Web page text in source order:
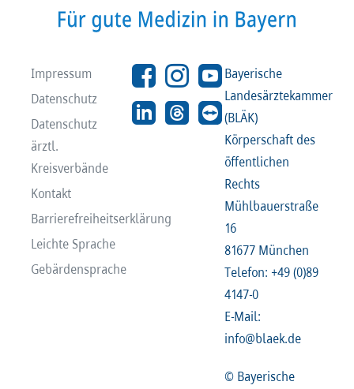
Impressum
Datenschutz
Datenschutz
ärztl.
Kreisverbände
Kontakt
Barrierefreiheitserklärung
Leichte Sprache
Gebärdensprache
Bayerische
Landesärztekammer
(BLÄK)
Körperschaft des
öffentlichen
Rechts
Mühlbauerstraße
16
81677 München
Telefon: +49 (0)89
4147-0
E-Mail:
info@blaek.de
© Bayerische